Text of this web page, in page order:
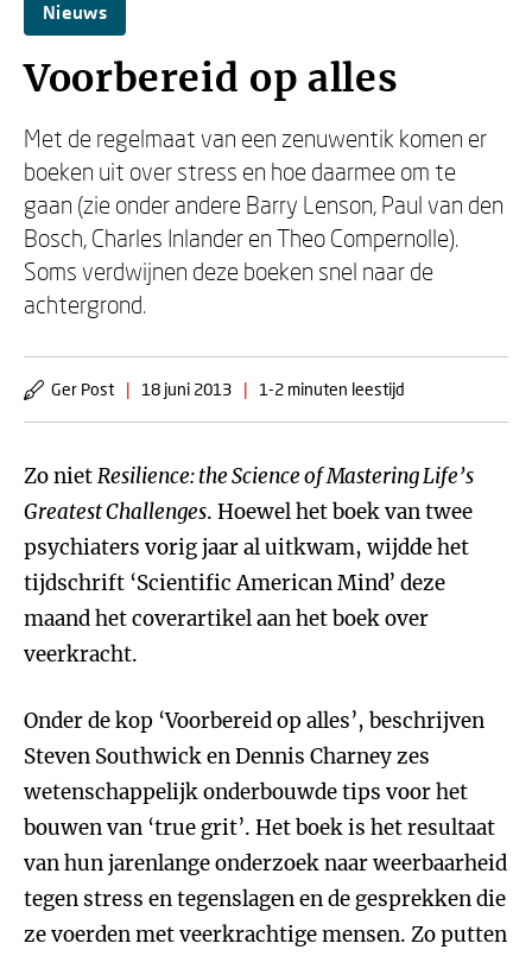
Nieuws
Voorbereid op alles
Met de regelmaat van een zenuwentik komen er
boeken uit over stress en hoe daarmee om te
gaan (zie onder andere Barry Lenson, Paul van den
Bosch, Charles Inlander en Theo Compernolle).
Soms verdwijnen deze boeken snel naar de
achtergrond.
Ger Post | 18 juni 2013 | 1-2 minuten leestijd
Zo nietResilience: the Science of Mastering Life’s
Greatest Challenges. Hoewel het boek van twee
psychiaters vorig jaar al uitkwam, wijdde het
tijdschrift ‘Scientific American Mind’ deze
maand het coverartikel aan het boek over
veerkracht.
Onder de kop ‘Voorbereid op alles’, beschrijven
Steven Southwick en Dennis Charney zes
wetenschappelijk onderbouwde tips voor het
bouwen van ‘true grit’. Het boek is het resultaat
van hun jarenlange onderzoek naar weerbaarheid
tegen stress en tegenslagen en de gesprekken die
ze voerden met veerkrachtige mensen. Zo putten